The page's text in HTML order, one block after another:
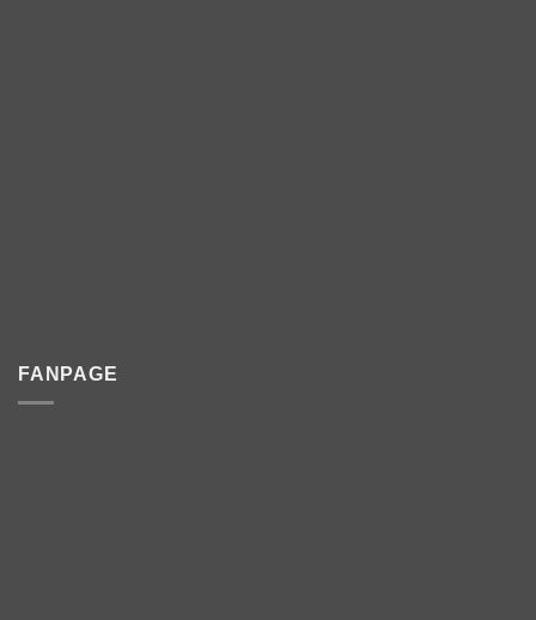
FANPAGE